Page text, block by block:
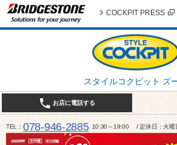
スタイルコクピット ズ
COCKPIT PRESS
お店に電話する
TEL 078-946-2885 10:30～19:00 / 定休日：火